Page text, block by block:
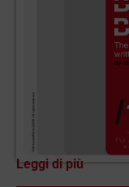
Leggi di più